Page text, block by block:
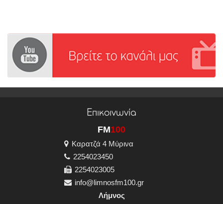
Επικοινωνία
FM100
Καρατζά 4 Μύρινα
2254023450
2254023005
info@limnosfm100.gr
Λήμνος